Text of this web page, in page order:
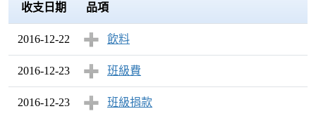
收支日期 品項
2016-12-22 飲料
2016-12-23 班級費
2016-12-23 班級捐款